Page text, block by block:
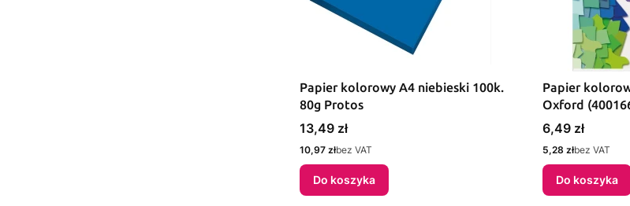
Papier kolorowy A4 niebieski 100k.
80g Protos
Cena
13,49 zł
Cena
10,97 złbez VAT
Do koszyka
Papier
Oxford
Cena
6,49 zł
Cena
5,28 złbez VAT
Do koszyka